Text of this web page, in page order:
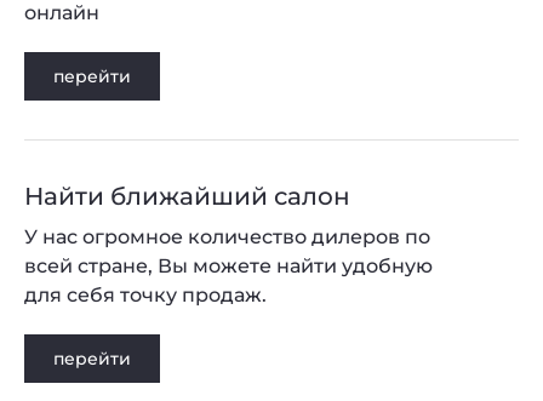
перейти
онлайн
Найти ближайший салон
перейти
У нас огромное количество дилеров по
всей стране, Вы можете найти удобную
для себя точку продаж.